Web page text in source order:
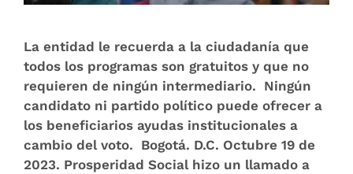
La entidad le recuerda a la ciudadanía que
todos los programas son gratuitos y que no
requieren de ningún intermediario. Ningún
candidato ni partido político puede ofrecer a
los beneficiarios ayudas institucionales a
cambio del voto. Bogotá. D.C. Octubre 19 de
2023. Prosperidad Social hizo un llamado a